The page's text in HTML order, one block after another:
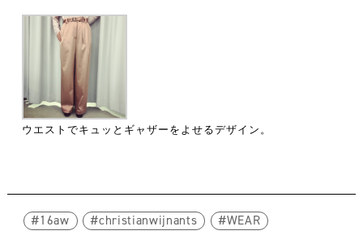
ウエストでキュッとギャザーをよせるデザイン。
16aw christianwijnants WEAR